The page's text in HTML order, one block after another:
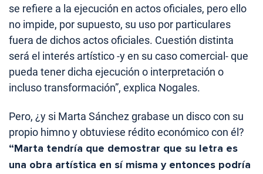
se refiere a la ejecución en actos oficiales, pero ello
no impide, por supuesto, su uso por particulares
fuera de dichos actos oficiales. Cuestión distinta
será el interés artístico -y en su caso comercial- que
pueda tener dicha ejecución o interpretación o
incluso transformación”, explica Nogales.
Pero, ¿y si Marta Sánchez grabase un disco con su
propio himno y obtuviese rédito económico con él?
“Marta tendría que demostrar que su letra es
una obra artística en sí misma y entonces podría